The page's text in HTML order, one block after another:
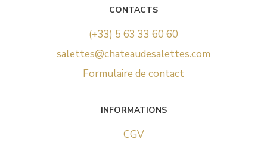
CONTACTS
(+33) 5 63 33 60 60
salettes@chateaudesalettes.com
Formulaire de contact
INFORMATIONS
CGV